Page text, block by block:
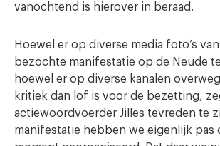
vanochtend is hierover in beraad.
Hoewel er op diverse media foto’s
bezochte manifestatie op de Neude
hoewel er op diverse kanalen
kritiek dan lof is voor de bezetting,
actiewoordvoerder Jilles tevreden te
manifestatie hebben we eigenlijk pas